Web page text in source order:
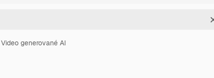
Video generované AI